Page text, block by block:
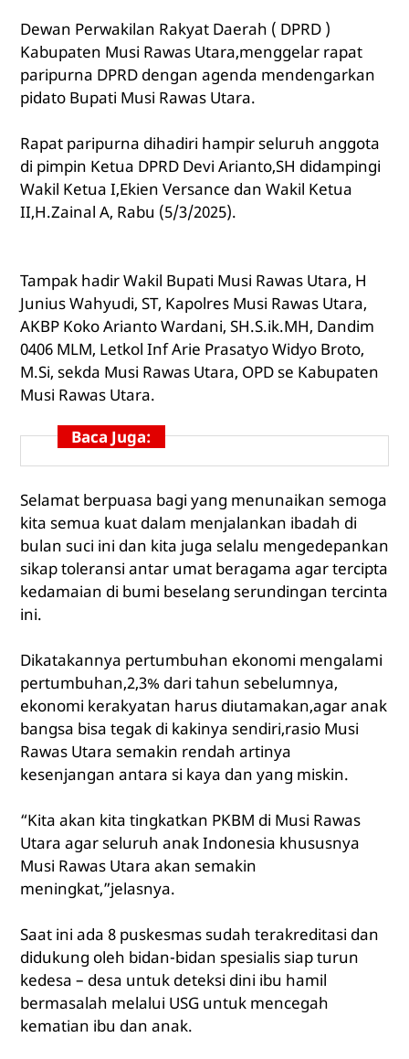
Dewan Perwakilan Rakyat Daerah ( DPRD )
Kabupaten Musi Rawas Utara,menggelar rapat
paripurna DPRD dengan agenda mendengarkan
pidato Bupati Musi Rawas Utara.
Rapat paripurna dihadiri hampir seluruh anggota
di pimpin Ketua DPRD Devi Arianto,SH didampingi
Wakil Ketua I,Ekien Versance dan Wakil Ketua
II,H.Zainal A, Rabu (5/3/2025).
Tampak hadir Wakil Bupati Musi Rawas Utara, H
Junius Wahyudi, ST, Kapolres Musi Rawas Utara,
AKBP Koko Arianto Wardani, SH.S.ik.MH, Dandim
0406 MLM, Letkol Inf Arie Prasatyo Widyo Broto,
M.Si, sekda Musi Rawas Utara, OPD se Kabupaten
Musi Rawas Utara.
Baca Juga:
Selamat berpuasa bagi yang menunaikan semoga
kita semua kuat dalam menjalankan ibadah di
bulan suci ini dan kita juga selalu mengedepankan
sikap toleransi antar umat beragama agar tercipta
kedamaian di bumi beselang serundingan tercinta
ini.
Dikatakannya pertumbuhan ekonomi mengalami
pertumbuhan,2,3% dari tahun sebelumnya,
ekonomi kerakyatan harus diutamakan,agar anak
bangsa bisa tegak di kakinya sendiri,rasio Musi
Rawas Utara semakin rendah artinya
kesenjangan antara si kaya dan yang miskin.
“Kita akan kita tingkatkan PKBM di Musi Rawas
Utara agar seluruh anak Indonesia khususnya
Musi Rawas Utara akan semakin
meningkat,”jelasnya.
Saat ini ada 8 puskesmas sudah terakreditasi dan
didukung oleh bidan-bidan spesialis siap turun
kedesa – desa untuk deteksi dini ibu hamil
bermasalah melalui USG untuk mencegah
kematian ibu dan anak.